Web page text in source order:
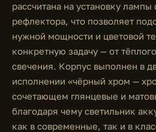
рассчитана на установку лампы
рефлектора, что позволяет
нужной мощности и цветовой
конкретную задачу — от
свечения. Корпус выполнен в
исполнении «чёрный хром —
сочетающем глянцевые и
благодаря чему светильник
как в современные, так и в